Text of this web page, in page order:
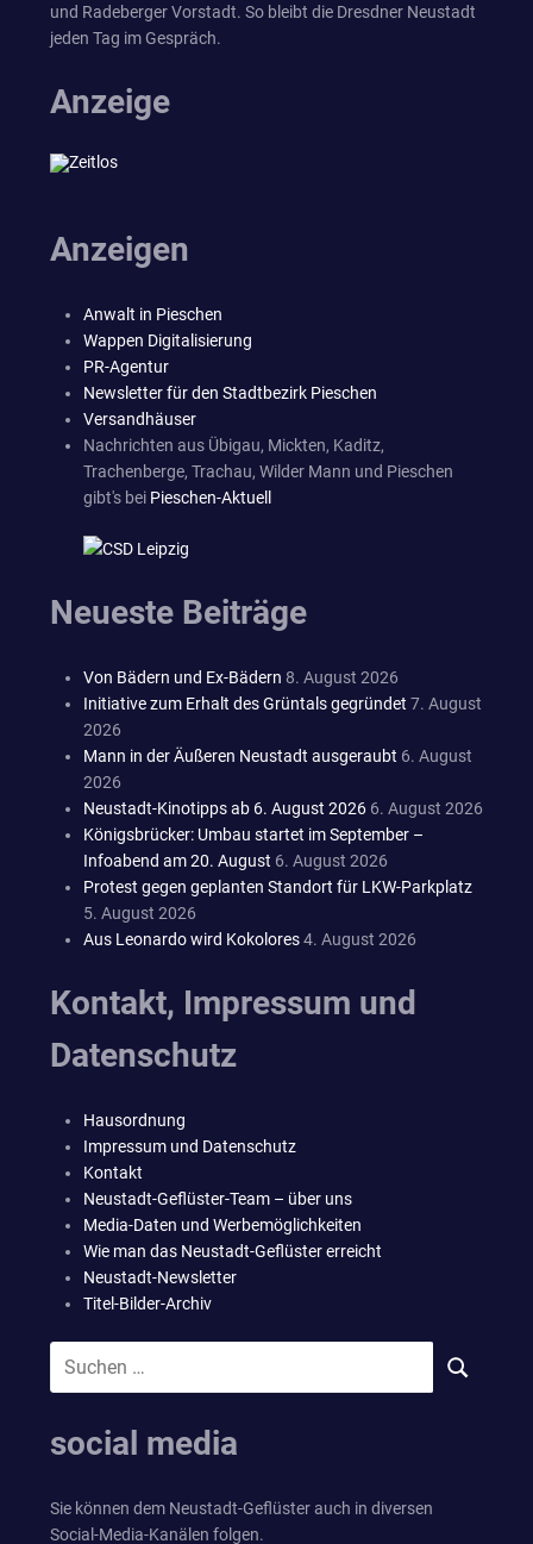
und Radeberger Vorstadt. So bleibt die Dresdner Neustadt
jeden Tag im Gespräch.
Anzeige
Anzeigen
Anwalt in Pieschen
Wappen Digitalisierung
PR-Agentur
Newsletter für den Stadtbezirk Pieschen
Versandhäuser
Nachrichten aus Übigau, Mickten, Kaditz,
Trachenberge, Trachau, Wilder Mann und Pieschen
gibt's bei Pieschen-Aktuell
Neueste Beiträge
Von Bädern und Ex-Bädern 8. August 2026
Initiative zum Erhalt des Grüntals gegründet 7. August
2026
Mann in der Äußeren Neustadt ausgeraubt 6. August
2026
Neustadt-Kinotipps ab 6. August 2026 6. August 2026
Königsbrücker: Umbau startet im September –
Infoabend am 20. August 6. August 2026
Protest gegen geplanten Standort für LKW-Parkplatz
5. August 2026
Aus Leonardo wird Kokolores4. August 2026
Kontakt, Impressum und
Datenschutz
Hausordnung
Impressum und Datenschutz
Kontakt
Neustadt-Geflüster-Team – über uns
Media-Daten und Werbemöglichkeiten
Wie man das Neustadt-Geflüster erreicht
Neustadt-Newsletter
Titel-Bilder-Archiv
SUCHEN
social media
Sie können dem Neustadt-Geflüster auch in diversen
Social-Media-Kanälen folgen.